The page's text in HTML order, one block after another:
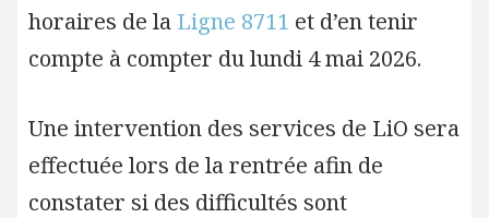
horaires de la Ligne 8711 et d’en tenir
compte à compter du lundi 4 mai 2026.
Une intervention des services de LiO sera
effectuée lors de la rentrée afin de
constater si des difficultés sont